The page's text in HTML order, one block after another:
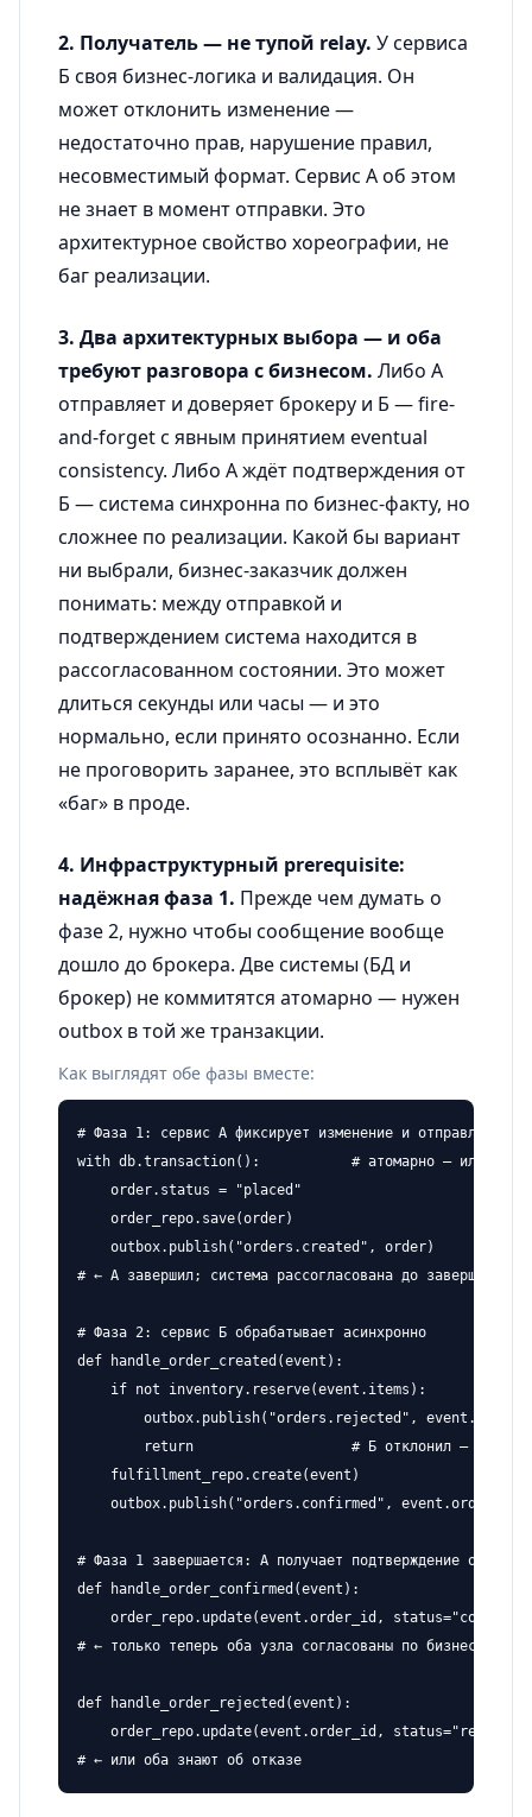
2. Получатель — не тупой relay. У сервиса
Б своя бизнес-логика и валидация. Он
может отклонить изменение —
недостаточно прав, нарушение правил,
несовместимый формат. Сервис А об этом
не знает в момент отправки. Это
архитектурное свойство хореографии, не
баг реализации.
3. Два архитектурных выбора — и оба
требуют разговора с бизнесом. Либо А
отправляет и доверяет брокеру и Б — fire-
and-forget с явным принятием eventual
consistency. Либо А ждёт подтверждения от
Б — система синхронна по бизнес-факту, но
сложнее по реализации. Какой бы вариант
ни выбрали, бизнес-заказчик должен
понимать: между отправкой и
подтверждением система находится в
рассогласованном состоянии. Это может
длиться секунды или часы — и это
нормально, если принято осознанно. Если
не проговорить заранее, это всплывёт как
«баг» в проде.
4. Инфраструктурный prerequisite:
надёжная фаза 1. Прежде чем думать о
фазе 2, нужно чтобы сообщение вообще
дошло до брокера. Две системы (БД и
брокер) не коммитятся атомарно — нужен
outbox в той же транзакции.
Как выглядят обе фазы вместе:
# Фаза 1: сервис А фиксирует изменение и отправляет
with db.transaction():           # атомарно — или оба,
    order.status = "placed"
    order_repo.save(order)
    outbox.publish("orders.created", order)
# ← А завершил; система рассогласована до завершения
# Фаза 2: сервис Б обрабатывает асинхронно
def handle_order_created(event):
    if not inventory.reserve(event.items):
outbox.publish("orders.rejected",
return                   # Б отклонил — А об
    fulfillment_repo.create(event)
    outbox.publish("orders.confirmed", event.order_id)
# Фаза 1 завершается: А получает подтверждение от Б
def handle_order_confirmed(event):
order_repo.update(event.order_id,
# ← только теперь оба узла согласованы по бизнес-факту
def handle_order_rejected(event):
order_repo.update(event.order_id,
# ← или оба знают об отказе